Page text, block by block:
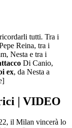
tutti. Tra i
Reina, tra i
Nesta e tra i
Di Canio,
ex, da Nesta a
| VIDEO
il Milan vincerà lo